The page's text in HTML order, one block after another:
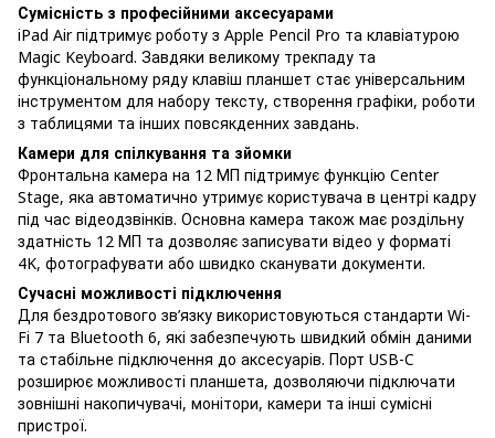
Сумісність з професійними аксесуарами
iPad Air підтримує роботу з Apple Pencil Pro та клавіатурою
Magic Keyboard. Завдяки великому трекпаду та
функціональному ряду клавіш планшет стає універсальним
інструментом для набору тексту, створення графіки, роботи
з таблицями та інших повсякденних завдань.
Камери для спілкування та зйомки
Фронтальна камера на 12 МП підтримує функцію Center
Stage, яка автоматично утримує користувача в центрі кадру
під час відеодзвінків. Основна камера також має роздільну
здатність 12 МП та дозволяє записувати відео у форматі
4K, фотографувати або швидко сканувати документи.
Сучасні можливості підключення
Для бездротового зв’язку використовуються стандарти Wi-
Fi 7 та Bluetooth 6, які забезпечують швидкий обмін даними
та стабільне підключення до аксесуарів. Порт USB-C
розширює можливості планшета, дозволяючи підключати
зовнішні накопичувачі, монітори, камери та інші сумісні
пристрої.